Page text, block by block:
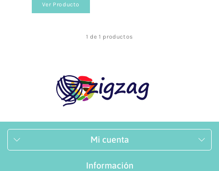
Ver Producto
1 de 1 productos
Mi cuenta
Información